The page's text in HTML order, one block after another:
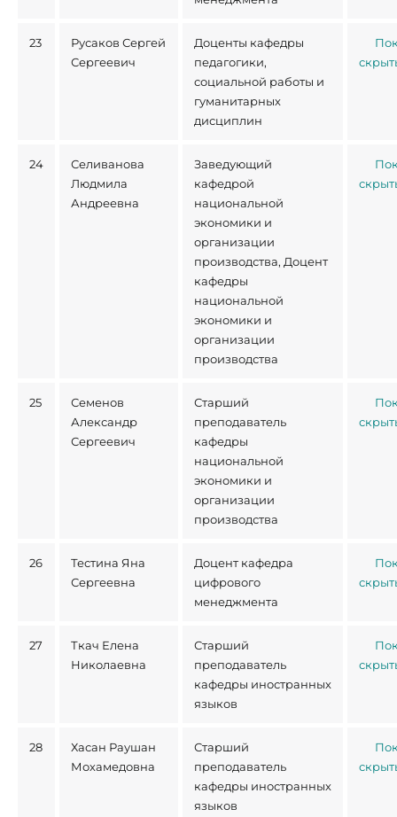
23
Русаков Сергей
Сергеевич
Доценты кафедры
педагогики,
социальной работы и
гуманитарных
дисциплин
24
Селиванова
Людмила
Андреевна
Заведующий
кафедрой
национальной
экономики и
организации
производства, Доцент
кафедры
национальной
экономики и
организации
производства
25
Семенов
Александр
Сергеевич
Старший
преподаватель
кафедры
национальной
экономики и
организации
производства
26
Тестина Яна
Сергеевна
Доцент кафедра
цифрового
менеджмента
27
Ткач Елена
Николаевна
Старший
преподаватель
кафедры иностранных
языков
28
Хасан Раушан
Мохамедовна
Старший
преподаватель
кафедры иностранных
языков